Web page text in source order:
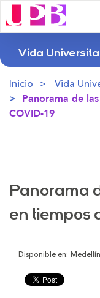
Vida
Inicio Vida
Panorama de
COVID-19
Panorama
en tiempos
Disponible en: Medellín